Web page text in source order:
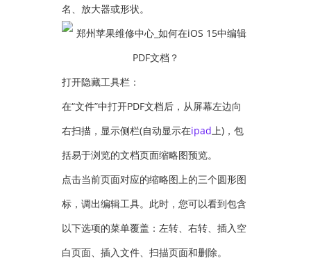
名、放大器或形状。
打开隐藏工具栏：
在“文件”中打开PDF文档后，从屏幕左边向
右扫描，显示侧栏(自动显示在ipad上)，包
括易于浏览的文档页面缩略图预览。
点击当前页面对应的缩略图上的三个圆形图
标，调出编辑工具。此时，您可以看到包含
以下选项的菜单覆盖：左转、右转、插入空
白页面、插入文件、扫描页面和删除。